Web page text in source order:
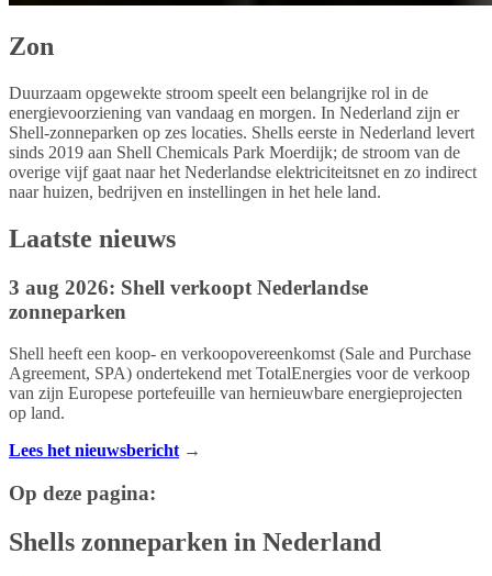
Zon
Duurzaam opgewekte stroom speelt een belangrijke rol in de
energievoorziening van vandaag en morgen. In Nederland zijn er
Shell-zonneparken op zes locaties. Shells eerste in Nederland levert
sinds 2019 aan Shell Chemicals Park Moerdijk; de stroom van de
overige vijf gaat naar het Nederlandse elektriciteitsnet en zo indirect
naar huizen, bedrijven en instellingen in het hele land.
Laatste nieuws
3 aug 2026: Shell verkoopt Nederlandse
zonneparken
Shell heeft een koop- en verkoopovereenkomst (Sale and Purchase
Agreement, SPA) ondertekend met TotalEnergies voor de verkoop
van zijn Europese portefeuille van hernieuwbare energieprojecten
op land.
Lees het nieuwsbericht →
Op deze pagina:
Shells zonneparken in Nederland